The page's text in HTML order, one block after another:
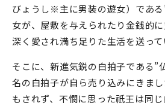
びょうし※主に男装の遊女）であ
女が、屋敷を与えられたり金銭的に
深く愛され満ち足りた生活を送って
そこに、新進気鋭の白拍子である”
名の白拍子が自ら売り込みにきま
もされず、不憫に思った祇王は同